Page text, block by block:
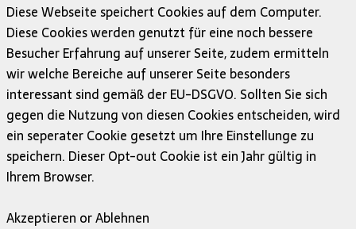
Diese Webseite speichert Cookies auf dem Computer.
Diese Cookies werden genutzt für eine noch bessere
Besucher Erfahrung auf unserer Seite, zudem ermitteln
wir welche Bereiche auf unserer Seite besonders
interessant sind gemäß der EU-DSGVO. Sollten Sie sich
gegen die Nutzung von diesen Cookies entscheiden, wird
ein seperater Cookie gesetzt um Ihre Einstellunge zu
speichern. Dieser Opt-out Cookie ist ein Jahr gültig in
Ihrem Browser.
Akzeptieren or Ablehnen